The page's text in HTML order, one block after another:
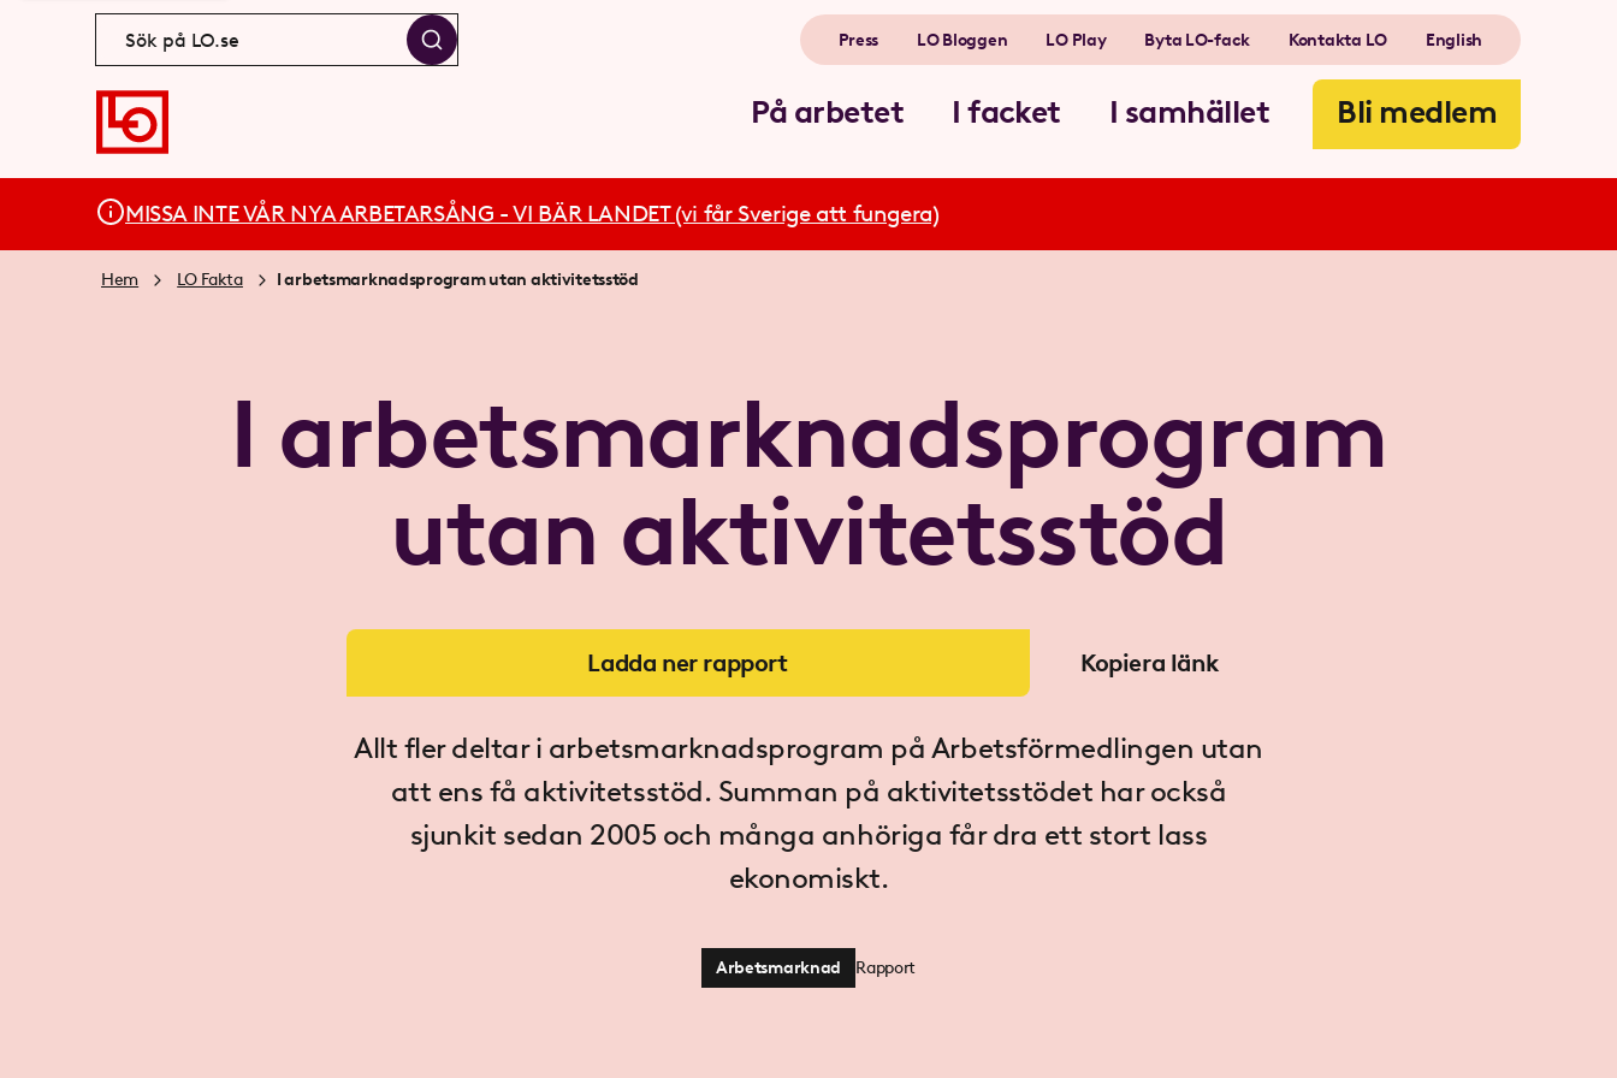
På arbetet I facket I samhället Bli medlem
Press LO Bloggen LO Play Byta LO-fack Kontakta LO English
MISSA INTE VÅR NYA ARBETARSÅNG - VI BÄR LANDET (vi får Sverige att fungera)
Hem LO Fakta I arbetsmarknadsprogram utan aktivitetsstöd
I arbetsmarknadsprogram
utan aktivitetsstöd
Ladda ner rapport Kopiera länk
Allt fler deltar i arbetsmarknadsprogram på Arbetsförmedlingen utan
att ens få aktivitetsstöd. Summan på aktivitetsstödet har också
sjunkit sedan 2005 och många anhöriga får dra ett stort lass
ekonomiskt.
Arbetsmarknad Rapport